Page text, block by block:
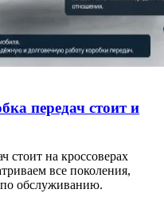
передач стоит и
стоит на кроссоверах
все поколения,
обслуживанию.